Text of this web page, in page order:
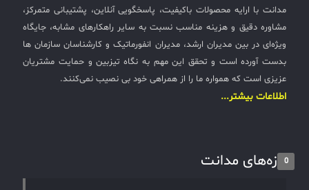
مدانت با ارایه محصولات باکیفیت، پاسخگویی آنلاین، پشتیبانی متمرکز،
مشاوره دقیق و هزینه مناسب نسبت به سایر راهکارهای مشابه، جایگاه
ویژه‌ای در بین مدیران ارشد، مدیران انفورماتیک و کارشناسان سازمان ها
بدست آورده است و تحقق این مهم به نگاه تیزبین و حمایت مشتریان
عزیزی است که همواره ما را از همراهی خود بی نصیب نمی‌کنند.
اطلاعات بیشتر...
تازه‌های مدانت0